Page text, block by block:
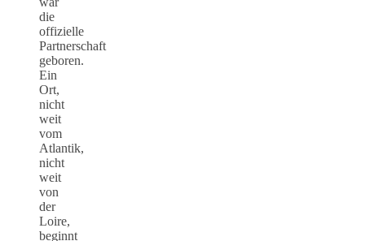
die
offizielle
Partnerschaft
geboren.
Ein
Ort,
nicht
weit
vom
Atlantik,
nicht
weit
von
der
Loire,
beginnt